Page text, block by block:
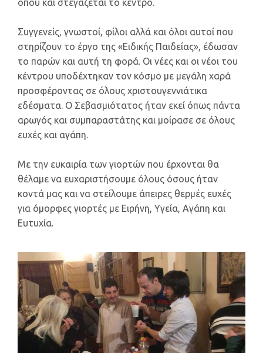
όπου και στεγάζεται το κέντρο.
Συγγενείς, γνωστοί, φίλοι αλλά και όλοι αυτοί που
στηρίζουν το έργο της «Ειδικής Παιδείας», έδωσαν
το παρών και αυτή τη φορά. Οι νέες και οι νέοι του
κέντρου υποδέχτηκαν τον κόσμο με μεγάλη χαρά
προσφέροντας σε όλους χριστουγεννιάτικα
εδέσματα. Ο Σεβασμιότατος ήταν εκεί όπως πάντα
αρωγός και συμπαραστάτης και μοίρασε σε όλους
ευχές και αγάπη.
Με την ευκαιρία των γιορτών που έρχονται θα
θέλαμε να ευχαριστήσουμε όλους όσους ήταν
κοντά μας και να στείλουμε άπειρες θερμές ευχές
για όμορφες γιορτές με Ειρήνη, Υγεία, Αγάπη και
Ευτυχία.